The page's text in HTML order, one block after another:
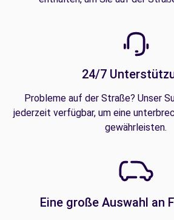
24/7
Probleme auf der Straße? Unser
jederzeit verfügbar, um eine
gewährleisten.
Eine große Auswahl an